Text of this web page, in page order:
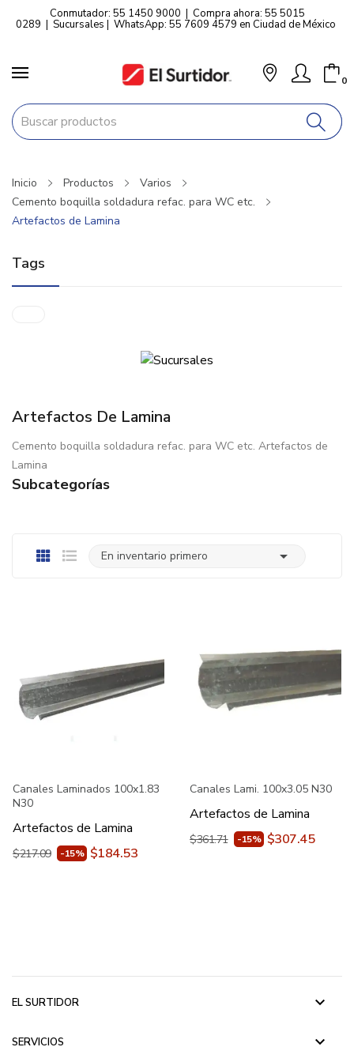
Conmutador: 55 1450 9000 | Compra ahora: 55 5015
0289 | Sucursales | WhatsApp: 55 7609 4579 en Ciudad de México
0
Inicio Productos
Varios
Cemento boquilla soldadura refac. para WC etc.
Artefactos de Lamina
Tags
Artefactos De Lamina
Cemento boquilla soldadura refac. para WC etc. Artefactos de
Lamina
Subcategorías
En inventario primero 
Canales Laminados 100x1.83
N30
Artefactos de Lamina
$217.09 -15% $184.53
Canales Lami. 100x3.05 N30
Artefactos de Lamina
$361.71 -15% $307.45
EL SURTIDOR keyboard_arrow_down
SERVICIOS keyboard_arrow_down